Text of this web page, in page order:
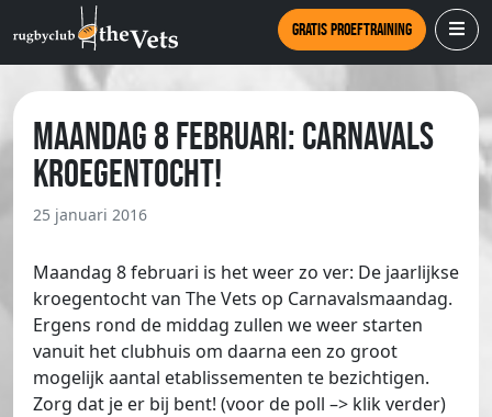
Gratis proeftraining
Maandag 8 februari: Carnavals
Kroegentocht!
25 januari 2016
Maandag 8 februari is het weer zo ver: De jaarlijkse
kroegentocht van The Vets op Carnavalsmaandag.
Ergens rond de middag zullen we weer starten
vanuit het clubhuis om daarna een zo groot
mogelijk aantal etablissementen te bezichtigen.
Zorg dat je er bij bent! (voor de poll –> klik verder)